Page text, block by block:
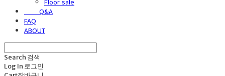
⠀⠀⠀Q&A
FAQ
ABOUT
Search 검색
Log In 로그인